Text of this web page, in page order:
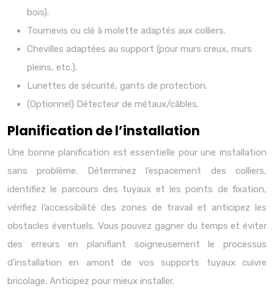
bois).
Tournevis ou clé à molette adaptés aux colliers.
Chevilles adaptées au support (pour murs creux, murs
pleins, etc.).
Lunettes de sécurité, gants de protection.
(Optionnel) Détecteur de métaux/câbles.
Planification de l’installation
Une bonne planification est essentielle pour une installation
sans problème. Déterminez l’espacement des colliers,
identifiez le parcours des tuyaux et les points de fixation,
vérifiez l’accessibilité des zones de travail et anticipez les
obstacles éventuels. Vous pouvez gagner du temps et éviter
des erreurs en planifiant soigneusement le processus
d’installation en amont de vos supports tuyaux cuivre
bricolage. Anticipez pour mieux installer.